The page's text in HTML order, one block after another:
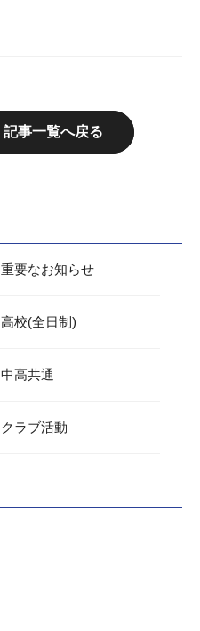
記事一覧へ戻る
重要なお知らせ
高校(全日制)
中高共通
クラブ活動